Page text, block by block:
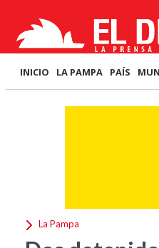
INICIO LA PAMPA PAÍS
La Pampa